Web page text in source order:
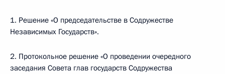
1. Решение «О председательстве в Содружестве
Независимых Государств».
2. Протокольное решение «О проведении очередного
заседания Совета глав государств Содружества